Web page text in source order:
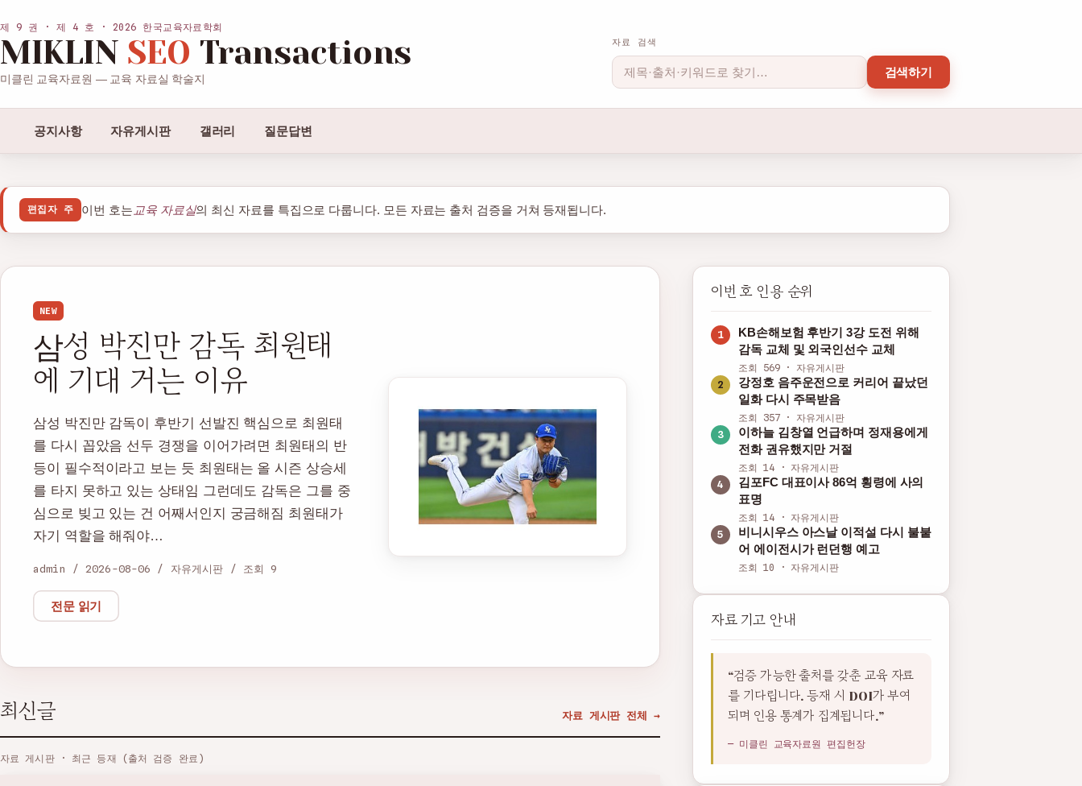
제 9 권 · 제 4 호 · 2026 한국교육자료학회
MIKLIN SEO Transactions
미클린 교육자료원 — 교육 자료실 학술지
자료 검색
검색하기
공지사항 자유게시판 갤러리 질문답변
편집자 주 이번 호는 교육 자료실의 최신 자료를 특집으로 다룹니다. 모든 자료는 출처 검증을 거쳐 등재됩니다.
NEW
삼성 박진만 감독 최원태
에 기대 거는 이유
삼성 박진만 감독이 후반기 선발진 핵심으로 최원태
를 다시 꼽았음 선두 경쟁을 이어가려면 최원태의 반
등이 필수적이라고 보는 듯 최원태는 올 시즌 상승세
를 타지 못하고 있는 상태임 그런데도 감독은 그를 중
심으로 빚고 있는 건 어째서인지 궁금해짐 최원태가
자기 역할을 해줘야…
admin / 2026-08-06 / 자유게시판 / 조회 9
전문 읽기
최신글 자료 게시판 전체 →
자료 게시판 · 최근 등재 (출처 검증 완료)
이번 호 인용 순위
KB손해보험 후반기 3강 도전 위해
감독 교체 및 외국인선수 교체
조회 569 · 자유게시판
강정호 음주운전으로 커리어 끝났던
일화 다시 주목받음
조회 357 · 자유게시판
이하늘 김창열 언급하며 정재용에게
전화 권유했지만 거절
조회 14 · 자유게시판
김포FC 대표이사 86억 횡령에 사의
표명
조회 14 · 자유게시판
비니시우스 아스날 이적설 다시 불붙
어 에이전시가 런던행 예고
조회 10 · 자유게시판
자료 기고 안내
“검증 가능한 출처를 갖춘 교육 자료
를 기다립니다. 등재 시 DOI가 부여
되며 인용 통계가 집계됩니다.”
— 미클린 교육자료원 편집헌장